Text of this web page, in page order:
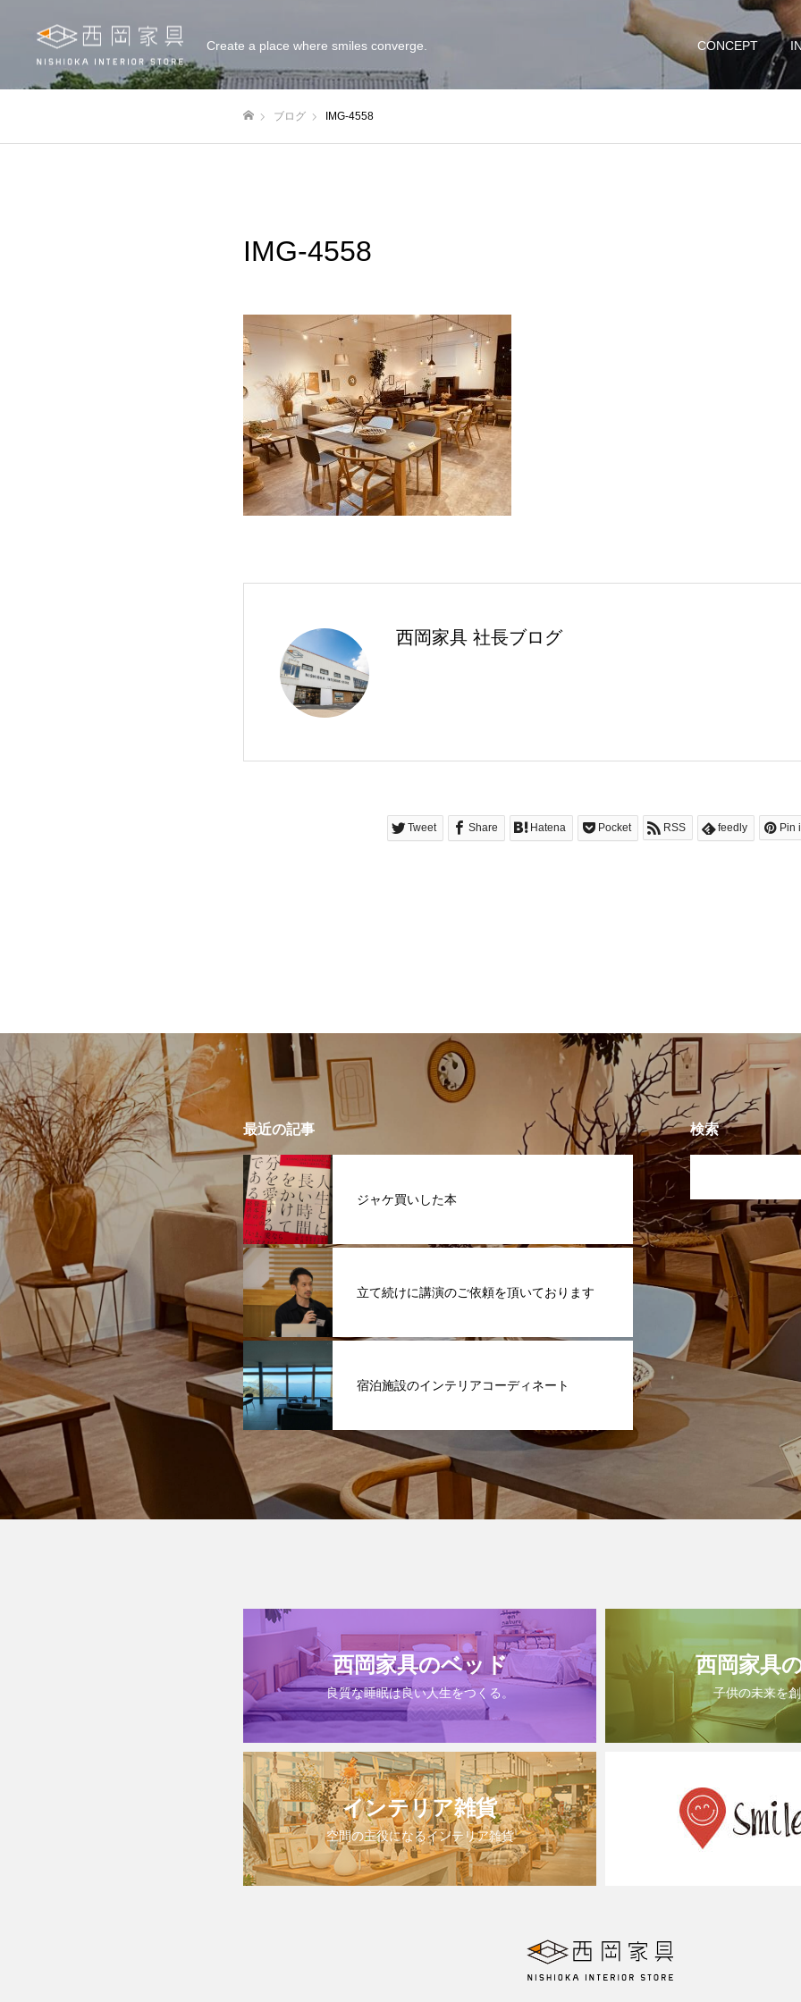
Create a place where smiles converge. CONCEPT
ブログ IMG-4558
IMG-4558
西岡家具 社長ブログ
Tweet Share Hatena Pocket RSS feedly Pin
最近の記事
ジャケ買いした本
立て続けに講演のご依頼を頂いております
宿泊施設のインテリアコーディネート
検索
西岡家具のベッド
良質な睡眠は良い人生をつくる。
西岡家具
子供の未来を
インテリア雑貨
空間の主役になるインテリア雑貨